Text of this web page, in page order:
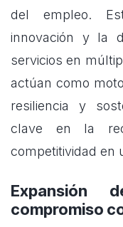
del empleo.
innovación y la
servicios en
actúan como
resiliencia y
clave en la
competitividad en
Expansión
compromiso